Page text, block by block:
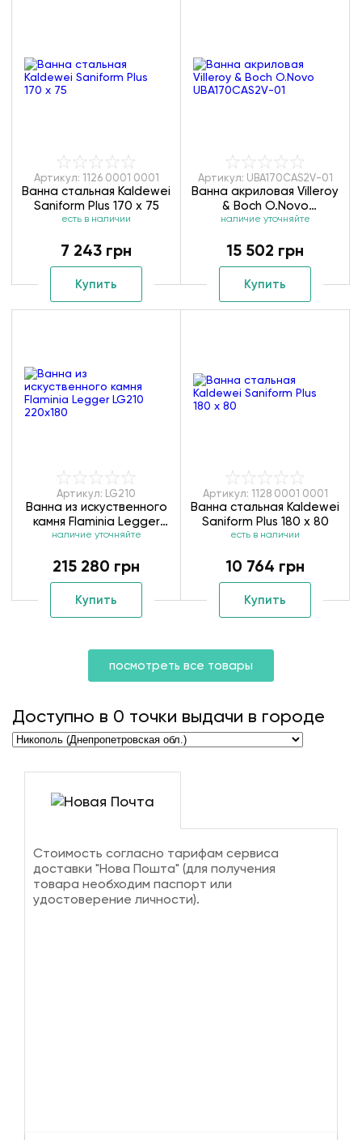
Артикул: 1126 0001 0001
Ванна стальная Kaldewei
Saniform Plus 170 х 75
есть в наличии
7 243 грн
Купить
Артикул: UBA170CAS2V-01
Ванна акриловая Villeroy
& Boch O.Novo
UBA170CAS2V-01
наличие уточняйте
15 502 грн
Купить
Артикул: LG210
Ванна из искуственного
камня Flaminia Legger
LG210 220х180
наличие уточняйте
215 280 грн
Купить
Артикул: 1128 0001 0001
Ванна стальная Kaldewei
Saniform Plus 180 х 80
есть в наличии
10 764 грн
Купить
посмотреть все товары
Доступно в 0 точки выдачи в городе
Стоимость согласно тарифам сервиса
доставки "Нова Пошта" (для получения
товара необходим паспорт или
удостоверение личности).